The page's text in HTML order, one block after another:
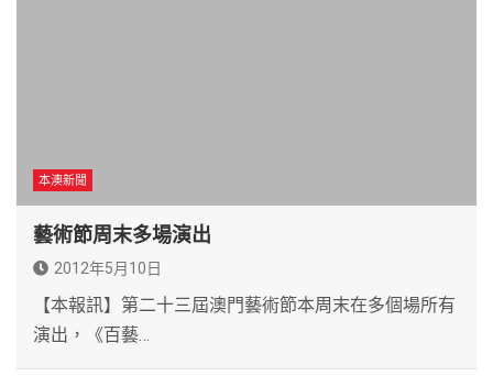
本澳新聞
藝術節周末多場演出
2012年5月10日
【本報訊】第二十三屆澳門藝術節本周末在多個場所有
演出，《百藝…